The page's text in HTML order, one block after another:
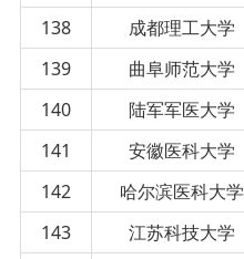
138
成都理工大学
139
曲阜师范大学
140
陆军军医大学
141
安徽医科大学
142
哈尔滨医科大学
143
江苏科技大学